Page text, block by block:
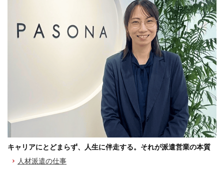
キャリアにとどまらず、人生に伴走する。それが派遣営業の本質
人材派遣の仕事